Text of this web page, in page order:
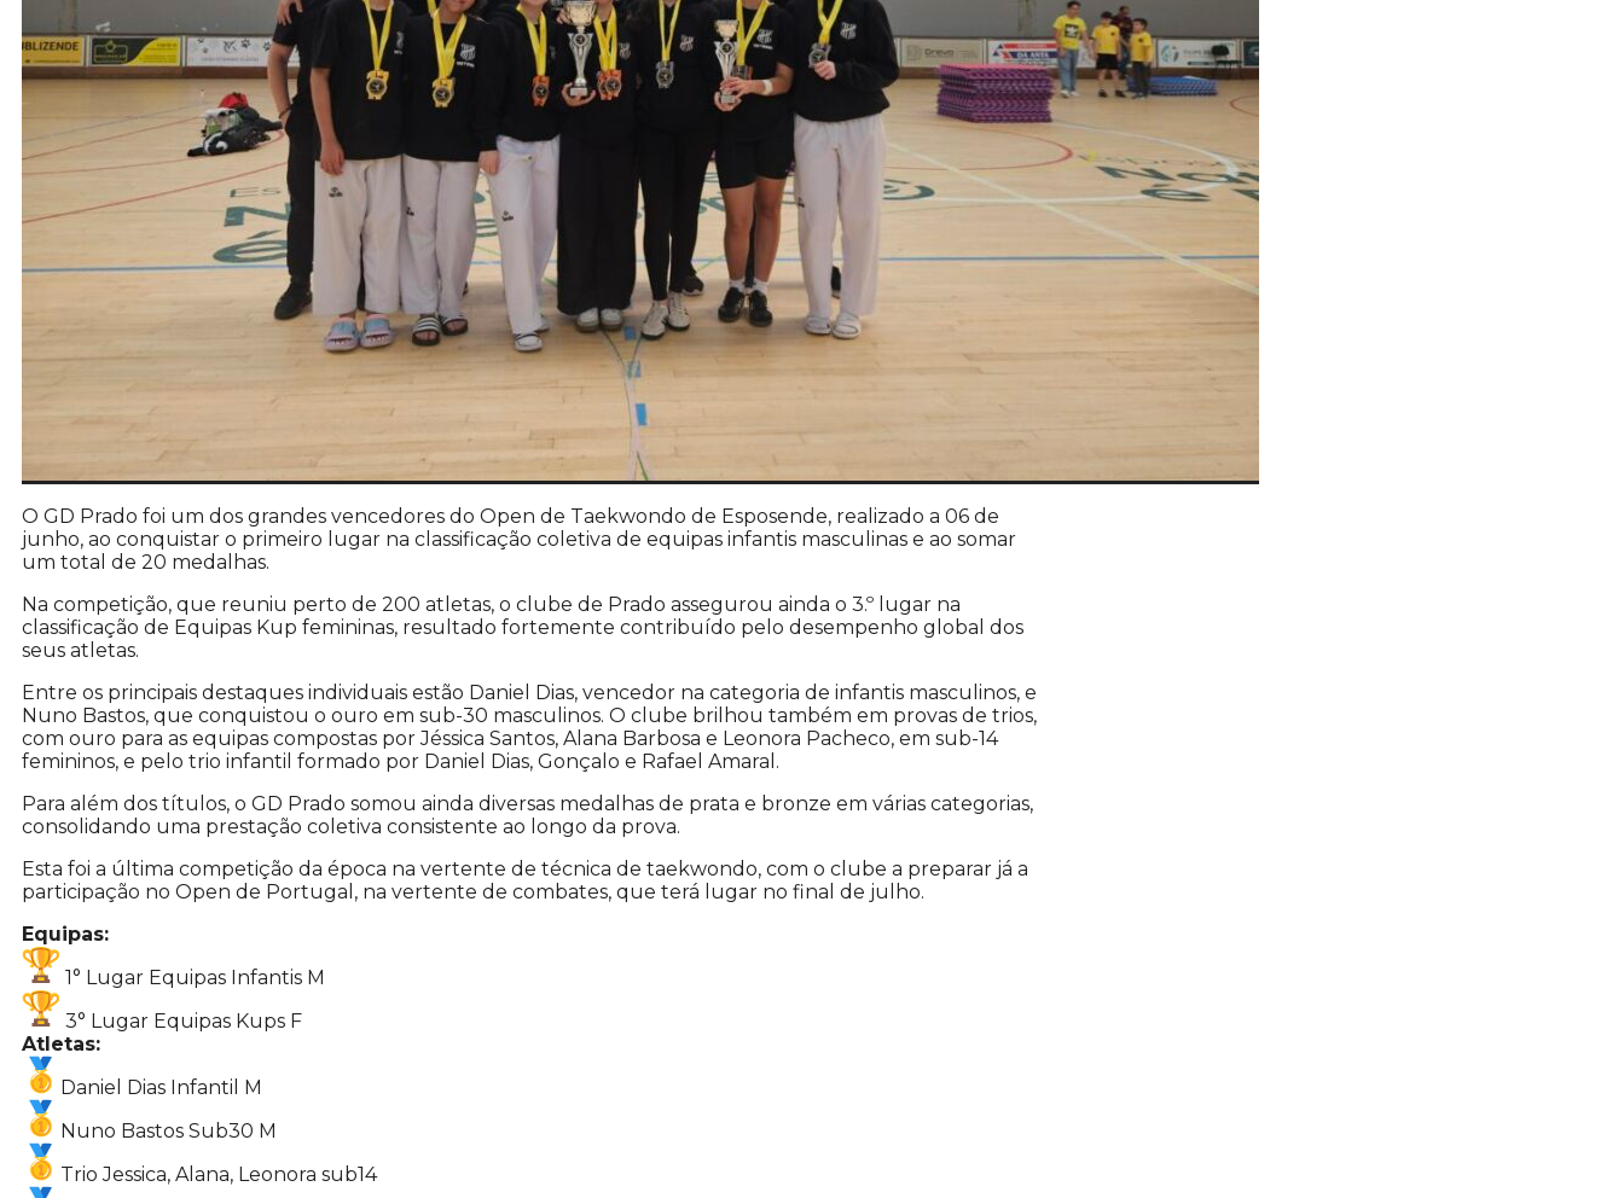
O GD Prado foi um dos grandes vencedores do Open de Taekwondo de Esposende, realizado a 06 de
junho, ao conquistar o primeiro lugar na classificação coletiva de equipas infantis masculinas e ao somar
um total de 20 medalhas.
Na competição, que reuniu perto de 200 atletas, o clube de Prado assegurou ainda o 3.º lugar na
classificação de Equipas Kup femininas, resultado fortemente contribuído pelo desempenho global dos
seus atletas.
Entre os principais destaques individuais estão Daniel Dias, vencedor na categoria de infantis masculinos, e
Nuno Bastos, que conquistou o ouro em sub-30 masculinos. O clube brilhou também em provas de trios,
com ouro para as equipas compostas por Jéssica Santos, Alana Barbosa e Leonora Pacheco, em sub-14
femininos, e pelo trio infantil formado por Daniel Dias, Gonçalo e Rafael Amaral.
Para além dos títulos, o GD Prado somou ainda diversas medalhas de prata e bronze em várias categorias,
consolidando uma prestação coletiva consistente ao longo da prova.
Esta foi a última competição da época na vertente de técnica de taekwondo, com o clube a preparar já a
participação no Open de Portugal, na vertente de combates, que terá lugar no final de julho.
Equipas:
1° Lugar Equipas Infantis M
3° Lugar Equipas Kups F
Atletas:
Daniel Dias Infantil M
Nuno Bastos Sub30 M
Trio Jessica, Alana, Leonora sub14